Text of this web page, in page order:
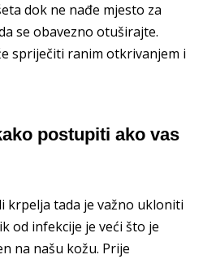
dok ne nađe mjesto za
se obavezno otuširajte.
spriječiti ranim otkrivanjem i
postupiti ako vas
krpelja tada je važno ukloniti
od infekcije je veći što je
na našu kožu. Prije